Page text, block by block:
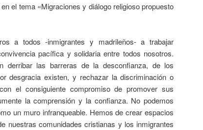
el tema «Migraciones y diálogo religioso propuesto
a todos -inmigrantes y madrileños- a trabajar
pacífica y solidaria entre todos nosotros.
derribar las barreras de la desconfianza, de los
desgracia existen, y rechazar la discriminación o
el consiguiente compromiso de promover sus
la comprensión y la confianza. No podemos
un muro infranqueable. Hemos de crear espacios
nuestras comunidades cristianas y los inmigrantes